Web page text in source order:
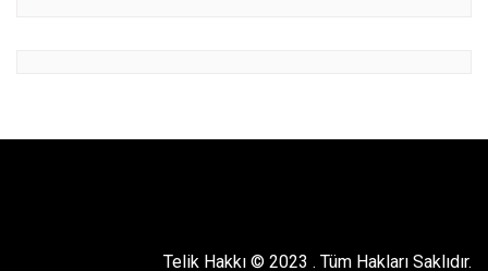
Telik Hakkı © 2023 . Tüm Hakları Saklıdır.